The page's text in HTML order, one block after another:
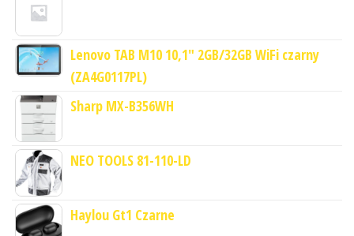
Lenovo TAB M10 10,1" 2GB/32GB WiFi czarny
(ZA4G0117PL)
Sharp MX-B356WH
NEO TOOLS 81-110-LD
Haylou Gt1 Czarne